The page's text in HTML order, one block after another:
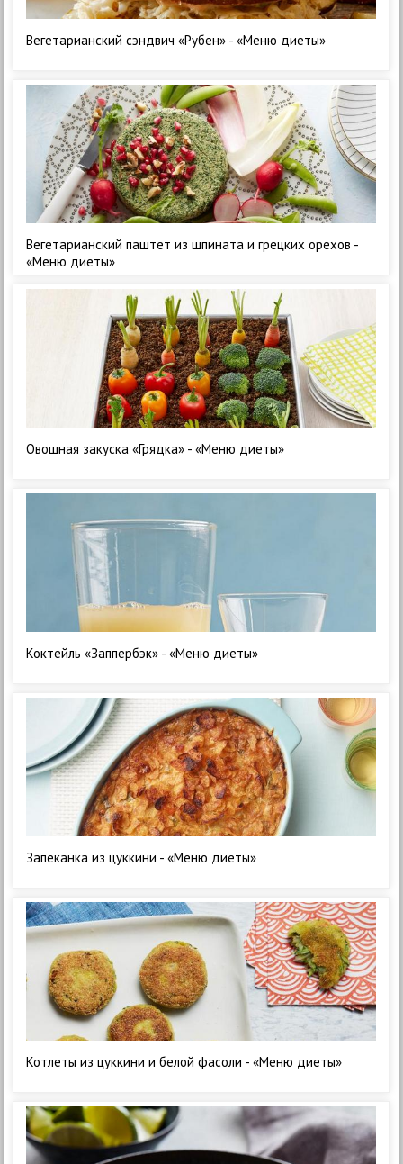
Вегетарианский сэндвич «Рубен» - «Меню диеты»
Вегетарианский паштет из шпината и грецких орехов -
«Меню диеты»
Овощная закуска «Грядка» - «Меню диеты»
Коктейль «Заппербэк» - «Меню диеты»
Запеканка из цуккини - «Меню диеты»
Котлеты из цуккини и белой фасоли - «Меню диеты»